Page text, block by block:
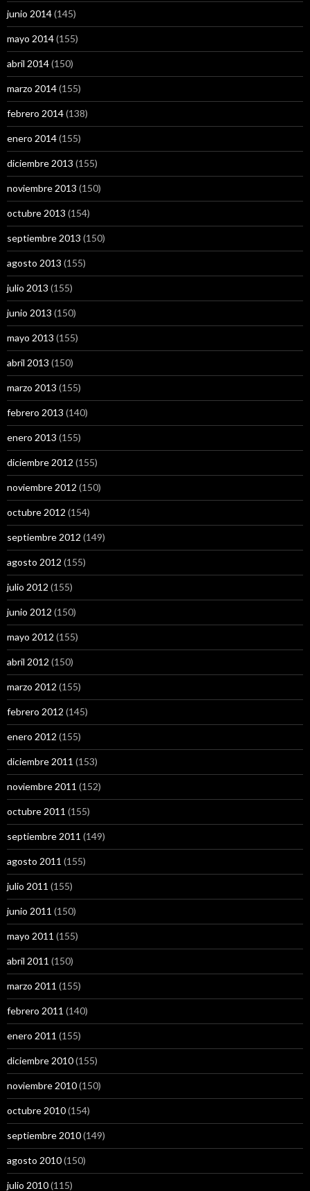
junio 2014(145)
mayo 2014(155)
abril 2014(150)
marzo 2014(155)
febrero 2014(138)
enero 2014(155)
diciembre 2013 (155)
noviembre 2013 (150)
octubre 2013 (154)
septiembre 2013 (150)
agosto 2013 (155)
julio 2013 (155)
junio 2013 (150)
mayo 2013 (155)
abril 2013 (150)
marzo 2013 (155)
febrero 2013 (140)
enero 2013 (155)
diciembre 2012 (155)
noviembre 2012 (150)
octubre 2012 (154)
septiembre 2012 (149)
agosto 2012 (155)
julio 2012 (155)
junio 2012 (150)
mayo 2012 (155)
abril 2012 (150)
marzo 2012 (155)
febrero 2012 (145)
enero 2012 (155)
diciembre 2011 (153)
noviembre 2011 (152)
octubre 2011 (155)
septiembre 2011 (149)
agosto 2011 (155)
julio 2011 (155)
junio 2011 (150)
mayo 2011 (155)
abril 2011 (150)
marzo 2011 (155)
febrero 2011 (140)
enero 2011 (155)
diciembre 2010(155)
noviembre 2010(150)
octubre 2010(154)
septiembre 2010(149)
agosto 2010(150)
julio 2010(115)